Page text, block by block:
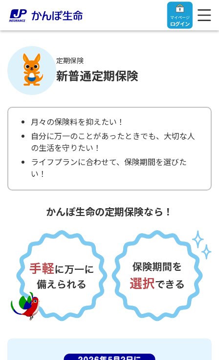
マイページ
ログイン
トップ
ご契約者さま
ご契約者さま
入院保険金・手術保険金のご請求
お手続き一覧
きっかけ・できごとから探す
マイページでできること
保険をご検討中のお客さま
保険をご検討中のお客さま
終身保険
養老保険
定期保険
学資保険
長寿支援保険
お見積りシミュレーション
法人のお客さま
【まずはご相談ください】企業経営でお悩みの方はこ
法人のお客さま向け商品一覧
目的から探す
お役立ち情報
かんぽ生命の団体取扱い
法人向け資料請求
お問い合わせ先
お役立ち情報
かんぽのLifeサポートナビ
医療
かんぽ生命について
かんぽ生命について
経営理念・経営戦略
よくあるご質問
お問い合わせ
サステナビリティ
株主・投資家のみなさまへ
定期保険
新普通定期保険
月々の保険料を抑えたい！
自分に万一のことがあったときでも、大切な人
の生活を守りたい！
ライフプランに合わせて、保険期間を選びた
い！
かんぽ生命の定期保険なら！